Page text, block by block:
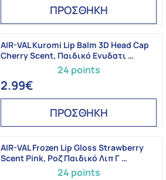
ΠΡΟΣΘΗΚΗ
24 points
AIR-VAL Kuromi Lip Balm 3D Head Cap
Cherry Scent, Παιδικό Ενυδατι …
2.99€
ΠΡΟΣΘΗΚΗ
24 points
AIR-VAL Frozen Lip Gloss Strawberry
Scent Pink, Ροζ Παιδικό Λιπ Γ …